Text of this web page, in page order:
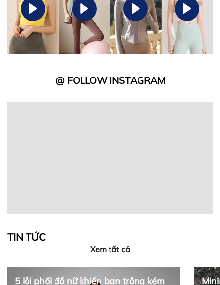
@ FOLLOW INSTAGRAM
TIN TỨC
Xem tất cả
5 lỗi phối đồ nữ khiến bạn trông kém